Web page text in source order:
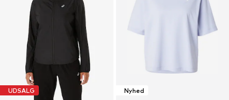
UDSALG Nyhed